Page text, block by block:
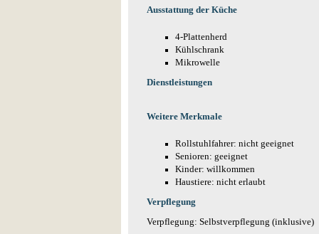
Ausstattung der Küche
4-Plattenherd
Kühlschrank
Mikrowelle
Dienstleistungen
Weitere Merkmale
Rollstuhlfahrer: nicht geeignet
Senioren: geeignet
Kinder: willkommen
Haustiere: nicht erlaubt
Verpflegung
Verpflegung: Selbstverpflegung (inklusive)